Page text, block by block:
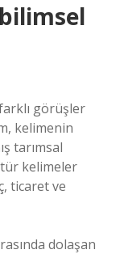
görüşler
kelimenin
tarımsal
kelimeler
ticaret ve
dolaşan